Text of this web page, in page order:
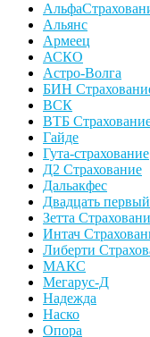
Альянс
Армеец
АСКО
Астро-Волга
БИН
ВСК
ВТБ
Гайде
Гута-страхование
Д2 Страхование
Дальакфес
Двадцать
Зетта
Интач
Либерти
МАКС
Мегарус-Д
Надежда
Наско
Опора